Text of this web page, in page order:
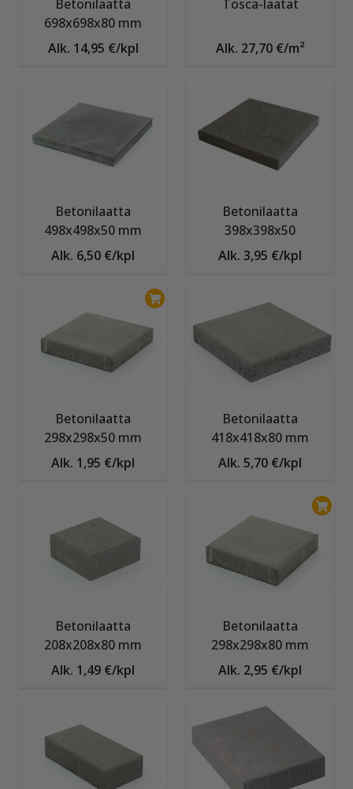
Betonilaatta
698x698x80 mm
Alk. 14,95 €/kpl
Tosca-laatat
Alk. 27,70 €/m²
Betonilaatta
498x498x50 mm
Alk. 6,50 €/kpl
Betonilaatta
398x398x50
Alk. 3,95 €/kpl
Betonilaatta
298x298x50 mm
Alk. 1,95 €/kpl
Betonilaatta
418x418x80 mm
Alk. 5,70 €/kpl
Betonilaatta
208x208x80 mm
Alk. 1,49 €/kpl
Betonilaatta
298x298x80 mm
Alk. 2,95 €/kpl